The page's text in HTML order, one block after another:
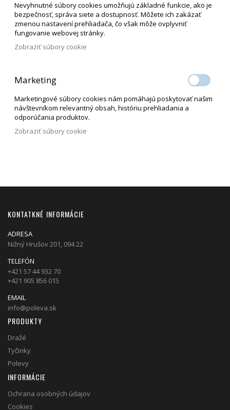
Nevyhnutné súbory cookies umožňujú základné funkcie, ako je
bezpečnosť, správa siete a dostupnosť. Môžete ich zakázať
zmenou nastavení prehliadača, čo však môže ovplyvniť
fungovanie webovej stránky.
Zobraziť súbory cookie
Marketing
Marketingové súbory cookies nám pomáhajú poskytovať našim
návštevníkom relevantný obsah, históriu prehliadania a
odporúčania produktov.
Zobraziť súbory cookie
KONTATKNÉ INFORMÁCIE
ADRESA
Nižný Hrušov 201, 094 22
TELEFÓN
+421 57 44 932 70
+421 905 856 015
EMAIL
info@poleva.sk
PRODUKTY
Dražé
Tyčinky
Polevy
INFORMÁCIE
Ochrana osobných údajov
Cookies